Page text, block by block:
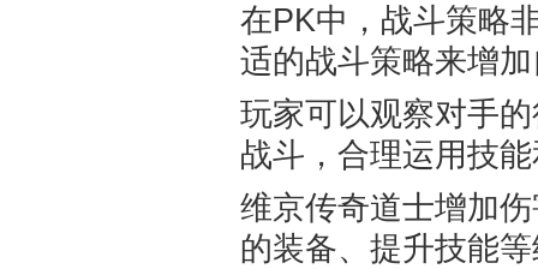
在PK中，战斗策略
适的战斗策略来增
玩家可以观察对手
战斗，合理运用技
维京传奇道士增加
的装备、提升技能